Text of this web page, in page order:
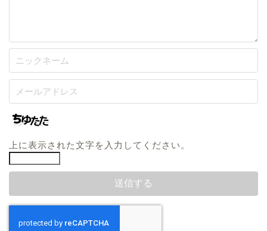
上に表示された文字を入力してください。